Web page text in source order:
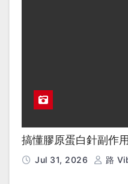
搞懂膠原蛋白針副作
Jul 31, 2026 路